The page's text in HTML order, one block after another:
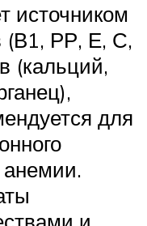
источником
(В1, РР, Е, С,
(кальций,
для
анемии.